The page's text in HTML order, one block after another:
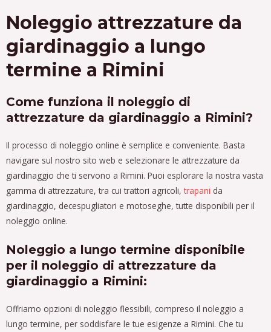
Noleggio attrezzature da
giardinaggio a lungo
termine a Rimini
Come funziona il noleggio di
attrezzature da giardinaggio a Rimini?
Il processo di noleggio online è semplice e conveniente. Basta
navigare sul nostro sito web e selezionare le attrezzature da
giardinaggio che ti servono a Rimini. Puoi esplorare la nostra vasta
gamma di attrezzature, tra cui trattori agricoli, trapani da
giardinaggio, decespugliatori e motoseghe, tutte disponibili per il
noleggio online.
Noleggio a lungo termine disponibile
per il noleggio di attrezzature da
giardinaggio a Rimini:
Offriamo opzioni di noleggio flessibili, compreso il noleggio a
lungo termine, per soddisfare le tue esigenze a Rimini. Che tu